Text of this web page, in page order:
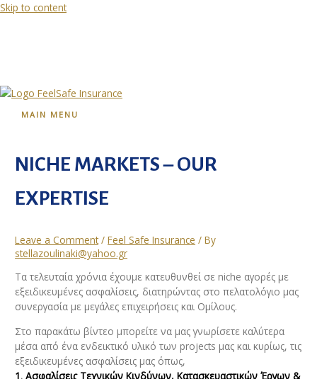
Skip to content
MAIN MENU
NICHE MARKETS – OUR
EXPERTISE
Leave a Comment /Feel Safe Insurance / By
stellazoulinaki@yahoo.gr
Τα τελευταία χρόνια έχουμε κατευθυνθεί σε niche αγορές με
εξειδικευμένες ασφαλίσεις, διατηρώντας στο πελατολόγιο μας
συνεργασία με μεγάλες επιχειρήσεις και Ομίλους.
Στο παρακάτω βίντεο μπορείτε να μας γνωρίσετε καλύτερα
μέσα από ένα ενδεικτικό υλικό των projects μας και κυρίως, τις
εξειδικευμένες ασφαλίσεις μας όπως,
1. Ασφαλίσεις Τεχνικών Κινδύνων, Κατασκευαστικών Έργων &